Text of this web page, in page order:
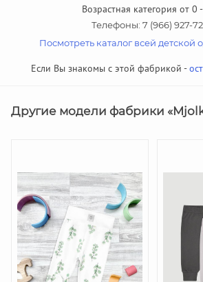
Возрастная категория от 0
Телефоны: 7 (966) 927-
Посмотреть каталог всей детской
Если Вы знакомы с этой фабрикой -
Другие модели фабрики